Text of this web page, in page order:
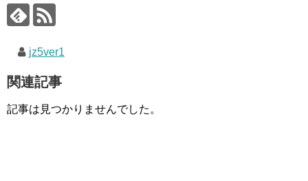
jz5ver1
関連記事
記事は見つかりませんでした。